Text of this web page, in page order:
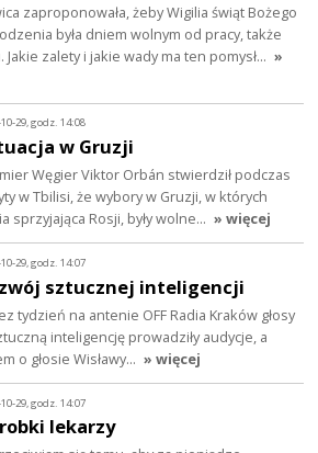
zaproponowała, żeby Wigilia świąt Bożego
była dniem wolnym od pracy, także
zalety i jakie wady ma ten pomysł… »
29, godz. 14:08
w Gruzji
Węgier Viktor Orbán stwierdził podczas
w Tbilisi, że wybory w Gruzji, w których
sprzyjająca Rosji, były wolne… » więcej
29, godz. 14:07
sztucznej inteligencji
tydzień na antenie OFF Radia Kraków głosy
inteligencję prowadziły audycje, a
o głosie Wisławy… » więcej
29, godz. 14:07
lekarzy